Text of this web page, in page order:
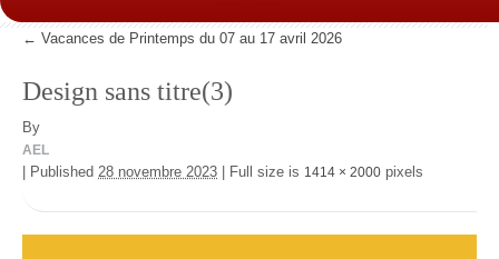
← Vacances de Printemps du 07 au 17 avril 2026
Design sans titre(3)
By
AEL
Published 28 novembre 2023 Full size is 1414 × 2000 pixels